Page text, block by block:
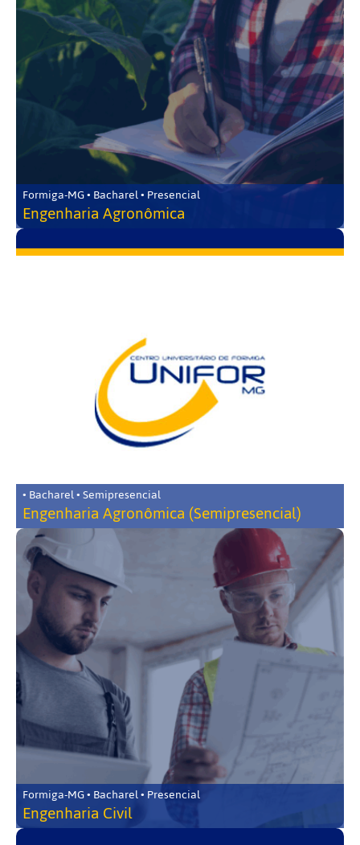
Formiga-MG • Bacharel • Presencial
Engenharia Agronômica
• Bacharel • Semipresencial
Engenharia Agronômica (Semipresencial)
Formiga-MG • Bacharel • Presencial
Engenharia Civil